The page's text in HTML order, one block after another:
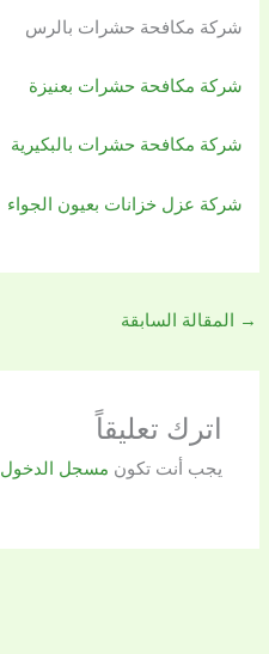
شركة مكافحة حشرات بالرس
شركة مكافحة حشرات بعنيزة
شركة مكافحة حشرات بالبكيرية
شركة عزل خزانات بعيون الجواء
→ المقالة السابقة
اترك تعليقاً
يجب أنت تكون مسجل الدخول